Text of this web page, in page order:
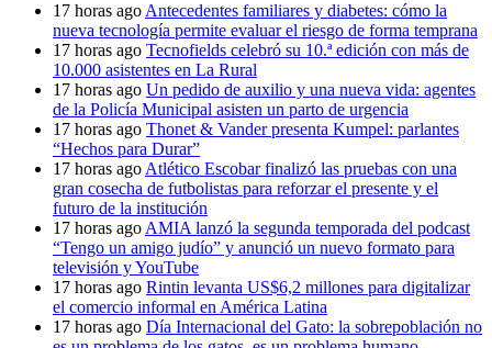
17 horas ago Antecedentes familiares y diabetes: cómo la
nueva tecnología permite evaluar el riesgo de forma temprana
17 horas ago Tecnofields celebró su 10.ª edición con más de
10.000 asistentes en La Rural
17 horas ago Un pedido de auxilio y una nueva vida: agentes
de la Policía Municipal asisten un parto de urgencia
17 horas ago Thonet & Vander presenta Kumpel: parlantes
“Hechos para Durar”
17 horas ago Atlético Escobar finalizó las pruebas con una
gran cosecha de futbolistas para reforzar el presente y el
futuro de la institución
17 horas ago AMIA lanzó la segunda temporada del podcast
“Tengo un amigo judío” y anunció un nuevo formato para
televisión y YouTube
17 horas ago Rintin levanta US$6,2 millones para digitalizar
el comercio informal en América Latina
17 horas ago Día Internacional del Gato: la sobrepoblación no